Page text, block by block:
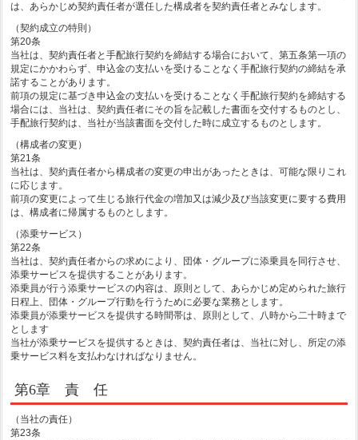
は、あらかじめ契約責任者が選任した構成者を契約責任者とみなします。
（契約成立の特則）
第20条
当社は、契約責任者と手配旅行契約を締結する場合において、第五条第一項の
規定にかかわらず、申込金の支払いを受けることなく手配旅行契約の締結を承
諾することがあります。
前項の規定に基づき申込金の支払いを受けることなく手配旅行契約を締結する
場合には、当社は、契約責任者にその旨を記載した書面を交付するものとし、
手配旅行契約は、当社が当該書面を交付した時に成立するものとします。
（構成者の変更）
第21条
当社は、契約責任者から構成者の変更の申出があったときは、可能な限りこれ
に応じます。
前項の変更によって生じる旅行代金の増加又は減少及び当該変更に要する費用
は、構成者に帰属するものとします。
（添乗サービス）
第22条
当社は、契約責任者からの求めにより、団体・グループに添乗員を同行させ、
添乗サービスを提供することがあります。
添乗員が行う添乗サービスの内容は、原則として、あらかじめ定められた旅行
日程上、団体・グループ行動を行うために必要な業務とします。
添乗員が添乗サービスを提供する時間帯は、原則として、八時から二十時まで
とします
当社が添乗サービスを提供するときは、契約責任者は、当社に対し、所定の添
乗サービス料を支払わなければなりません。
第6章 責 任
（当社の責任）
第23条